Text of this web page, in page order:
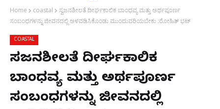
Home coastal
ಸ್ವಜನಶೀಲತೆ ದೀರ್ಘಕಾಲಿಕ ಬಾಂಧವ್ಯ ಮತ್ತು ಅರ್ಥಪೂರ್ಣ
ಸಂಬಂಧಗಳನ್ನು ಜೀವನದಲ್ಲಿ ಅಳವಡಿಸಿಕೊಂಡು ಮುಂದುವರಿಯಬೇಕು :ರೋಹಿತ್ ಭಟ್
COASTAL
ಸ್ವಜನಶೀಲತೆ ದೀರ್ಘಕಾಲಿಕ
ಬಾಂಧವ್ಯ ಮತ್ತು ಅರ್ಥಪೂರ್ಣ
ಸಂಬಂಧಗಳನ್ನು ಜೀವನದಲ್ಲಿ